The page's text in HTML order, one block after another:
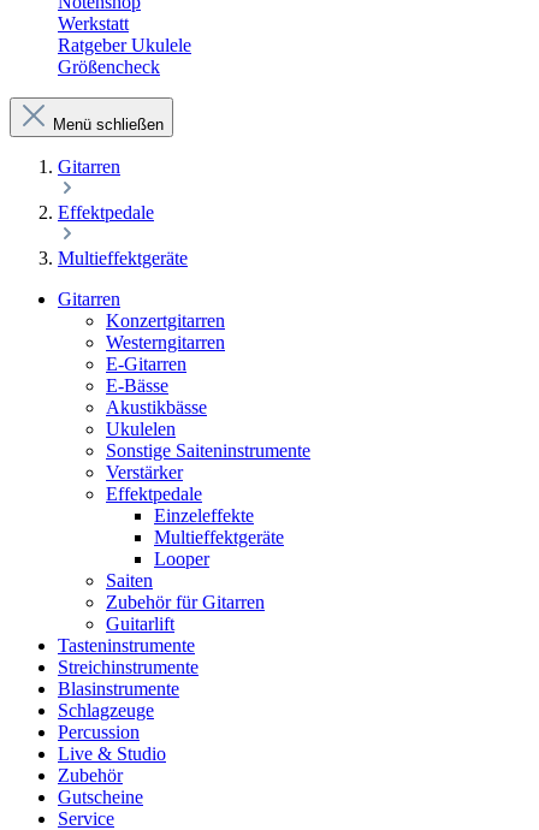
Werkstatt
Ratgeber Ukulele
Größencheck
Menü schließen
Gitarren
Effektpedale
Multieffektgeräte
Gitarren
Konzertgitarren
Westerngitarren
E-Gitarren
E-Bässe
Akustikbässe
Ukulelen
Sonstige Saiteninstrumente
Verstärker
Effektpedale
Einzeleffekte
Multieffektgeräte
Looper
Saiten
Zubehör für Gitarren
Guitarlift
Tasteninstrumente
Streichinstrumente
Blasinstrumente
Schlagzeuge
Percussion
Live & Studio
Zubehör
Gutscheine
Service